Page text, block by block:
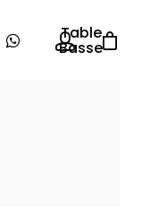
Table
Basse